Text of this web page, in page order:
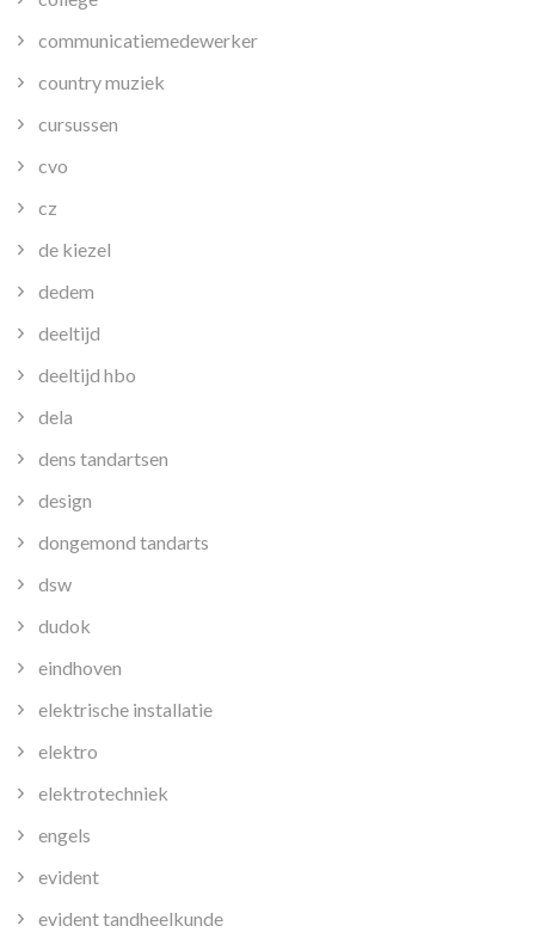
communicatiemedewerker
country muziek
cursussen
cvo
cz
de kiezel
dedem
deeltijd
deeltijd hbo
dela
dens tandartsen
design
dongemond tandarts
dsw
dudok
eindhoven
elektrische installatie
elektro
elektrotechniek
engels
evident
evident tandheelkunde